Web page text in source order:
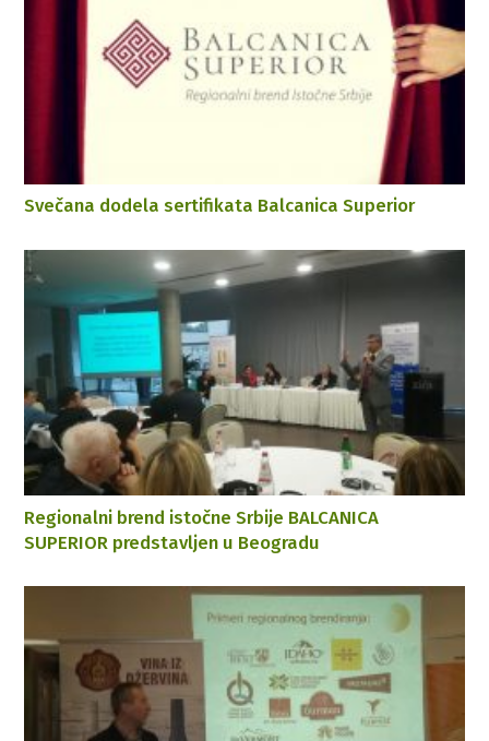
Svečana dodela sertifikata Balcanica Superior
Regionalni brend istočne Srbije BALCANICA
SUPERIOR predstavljen u Beogradu